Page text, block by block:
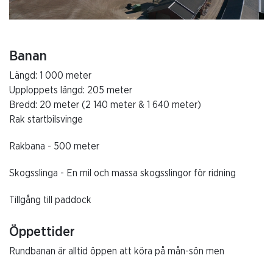
Banan
Längd: 1 000 meter
Upploppets längd: 205 meter
Bredd: 20 meter (2 140 meter & 1 640 meter)
Rak startbilsvinge
Rakbana - 500 meter
Skogsslinga - En mil och massa skogsslingor för ridning
Tillgång till paddock
Öppettider
Rundbanan är alltid öppen att köra på mån-sön men